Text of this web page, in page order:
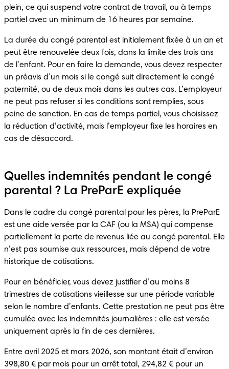
plein, ce qui suspend votre contrat de travail, ou à temps
partiel avec un minimum de 16 heures par semaine.
La durée du congé parental est initialement fixée à un an et
peut être renouvelée deux fois, dans la limite des trois ans
de l’enfant. Pour en faire la demande, vous devez respecter
un préavis d’un mois si le congé suit directement le congé
paternité, ou de deux mois dans les autres cas. L’employeur
ne peut pas refuser si les conditions sont remplies, sous
peine de sanction. En cas de temps partiel, vous choisissez
la réduction d’activité, mais l’employeur fixe les horaires en
cas de désaccord.
Quelles indemnités pendant le congé
parental ? La PreParE expliquée
Dans le cadre du congé parental pour les pères, la PreParE
est une aide versée par la CAF (ou la MSA) qui compense
partiellement la perte de revenus liée au congé parental. Elle
n’est pas soumise aux ressources, mais dépend de votre
historique de cotisations.
Pour en bénéficier, vous devez justifier d’au moins 8
trimestres de cotisations vieillesse sur une période variable
selon le nombre d’enfants. Cette prestation ne peut pas être
cumulée avec les indemnités journalières : elle est versée
uniquement après la fin de ces dernières.
Entre avril 2025 et mars 2026, son montant était d’environ
398,80 € par mois pour un arrêt total, 294,82 € pour un